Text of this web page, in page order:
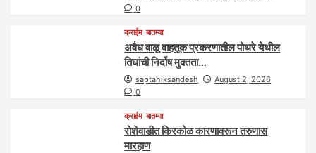
0
क्राईम बातम्या
अवैध वाळू वाहतूक प्रकरणातील पोथरे येथील
तिघांची निर्दोष मुक्तता…
saptahiksandesh
August 2, 2026
0
क्राईम बातम्या
रोशेवाडीत किरकोळ कारणावरून तरुणास
मारहाण